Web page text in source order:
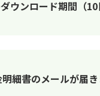
ウンロード期間（
細書のメールが届